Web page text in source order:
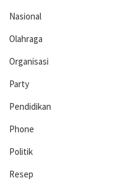
Nasional
Olahraga
Organisasi
Party
Pendidikan
Phone
Politik
Resep